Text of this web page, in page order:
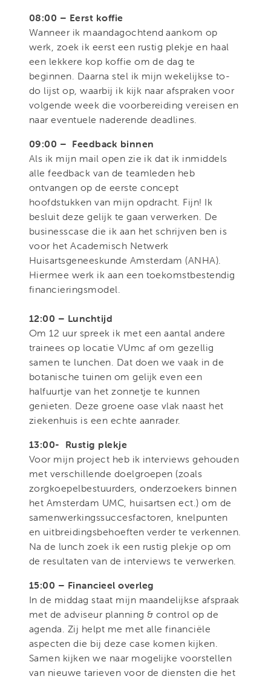
08:00 – Eerst koffie
Wanneer ik maandagochtend aankom op
werk, zoek ik eerst een rustig plekje en haal
een lekkere kop koffie om de dag te
beginnen. Daarna stel ik mijn wekelijkse to-
do lijst op, waarbij ik kijk naar afspraken voor
volgende week die voorbereiding vereisen en
naar eventuele naderende deadlines.
09:00 – Feedback binnen
Als ik mijn mail open zie ik dat ik inmiddels
alle feedback van de teamleden heb
ontvangen op de eerste concept
hoofdstukken van mijn opdracht. Fijn! Ik
besluit deze gelijk te gaan verwerken. De
businesscase die ik aan het schrijven ben is
voor het Academisch Netwerk
Huisartsgeneeskunde Amsterdam (ANHA).
Hiermee werk ik aan een toekomstbestendig
financieringsmodel.
12:00 – Lunchtijd
Om 12 uur spreek ik met een aantal andere
trainees op locatie VUmc af om gezellig
samen te lunchen. Dat doen we vaak in de
botanische tuinen om gelijk even een
halfuurtje van het zonnetje te kunnen
genieten. Deze groene oase vlak naast het
ziekenhuis is een echte aanrader.
13:00- Rustig plekje
Voor mijn project heb ik interviews gehouden
met verschillende doelgroepen (zoals
zorgkoepelbestuurders, onderzoekers binnen
het Amsterdam UMC, huisartsen ect.) om de
samenwerkingssuccesfactoren, knelpunten
en uitbreidingsbehoeften verder te verkennen.
Na de lunch zoek ik een rustig plekje op om
de resultaten van de interviews te verwerken.
15:00 – Financieel overleg
In de middag staat mijn maandelijkse afspraak
met de adviseur planning & control op de
agenda. Zij helpt me met alle financiële
aspecten die bij deze case komen kijken.
Samen kijken we naar mogelijke voorstellen
van nieuwe tarieven voor de diensten die het